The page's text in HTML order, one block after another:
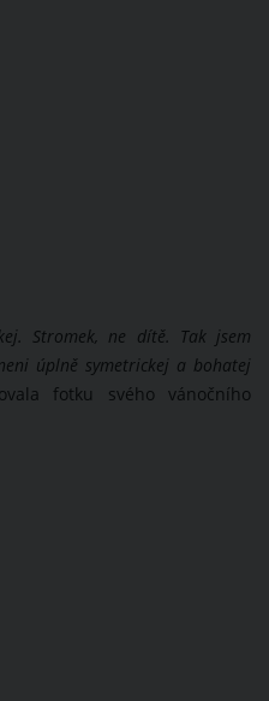
Stromek, ne dítě. Tak jsem
úplně symetrickej a bohatej
fotku svého vánočního